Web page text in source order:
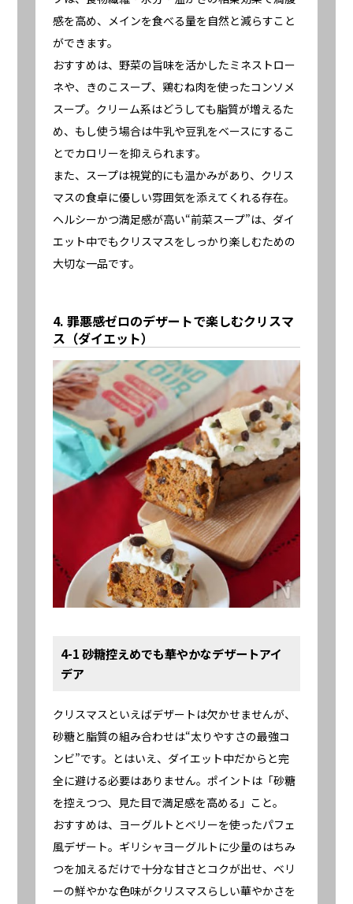
感を高め、メインを食べる量を自然と減らすこと
ができます。
おすすめは、野菜の旨味を活かしたミネストロー
ネや、きのこスープ、鶏むね肉を使ったコンソメ
スープ。クリーム系はどうしても脂質が増えるた
め、もし使う場合は牛乳や豆乳をベースにするこ
とでカロリーを抑えられます。
また、スープは視覚的にも温かみがあり、クリス
マスの食卓に優しい雰囲気を添えてくれる存在。
ヘルシーかつ満足感が高い“前菜スープ”は、ダイ
エット中でもクリスマスをしっかり楽しむための
大切な一品です。
4. 罪悪感ゼロのデザートで楽しむクリスマ
ス（ダイエット）
4-1 砂糖控えめでも華やかなデザートアイ
デア
クリスマスといえばデザートは欠かせませんが、
砂糖と脂質の組み合わせは“太りやすさの最強コ
ンビ”です。とはいえ、ダイエット中だからと完
全に避ける必要はありません。ポイントは「砂糖
を控えつつ、見た目で満足感を高める」こと。
おすすめは、ヨーグルトとベリーを使ったパフェ
風デザート。ギリシャヨーグルトに少量のはちみ
つを加えるだけで十分な甘さとコクが出せ、ベリ
ーの鮮やかな色味がクリスマスらしい華やかさを